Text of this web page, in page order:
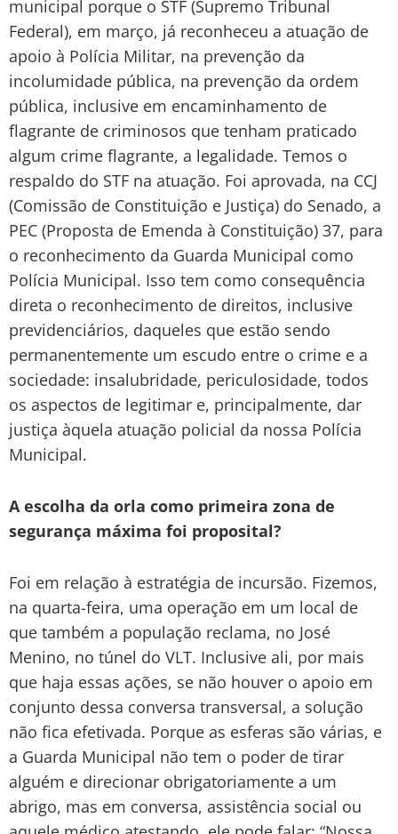
municipal porque o STF (Supremo Tribunal
Federal), em março, já reconheceu a atuação de
apoio à Polícia Militar, na prevenção da
incolumidade pública, na prevenção da ordem
pública, inclusive em encaminhamento de
flagrante de criminosos que tenham praticado
algum crime flagrante, a legalidade. Temos o
respaldo do STF na atuação. Foi aprovada, na CCJ
(Comissão de Constituição e Justiça) do Senado, a
PEC (Proposta de Emenda à Constituição) 37, para
o reconhecimento da Guarda Municipal como
Polícia Municipal. Isso tem como consequência
direta o reconhecimento de direitos, inclusive
previdenciários, daqueles que estão sendo
permanentemente um escudo entre o crime e a
sociedade: insalubridade, periculosidade, todos
os aspectos de legitimar e, principalmente, dar
justiça àquela atuação policial da nossa Polícia
Municipal.
A escolha da orla como primeira zona de
segurança máxima foi proposital?
Foi em relação à estratégia de incursão. Fizemos,
na quarta-feira, uma operação em um local de
que também a população reclama, no José
Menino, no túnel do VLT. Inclusive ali, por mais
que haja essas ações, se não houver o apoio em
conjunto dessa conversa transversal, a solução
não fica efetivada. Porque as esferas são várias, e
a Guarda Municipal não tem o poder de tirar
alguém e direcionar obrigatoriamente a um
abrigo, mas em conversa, assistência social ou